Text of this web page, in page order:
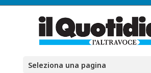
Seleziona una pagina